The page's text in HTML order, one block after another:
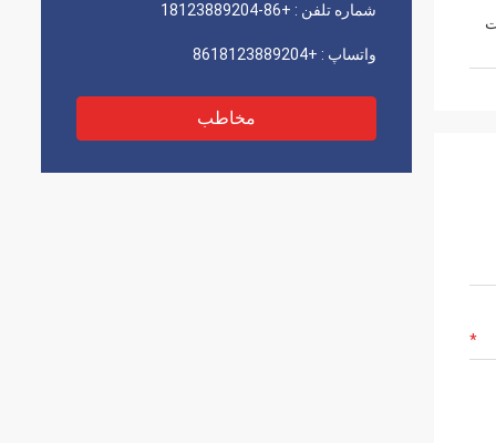
شماره تلفن : +86-18123889204
واتساپ : +8618123889204
مخاطب